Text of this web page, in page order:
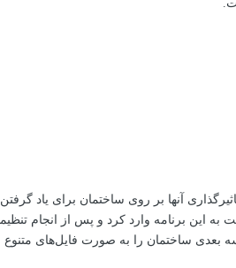
آنها بر روی ساختمان برای یاد
به این برنامه وارد کرد و پس از انجام
ساختمان را به صورت فایل‌های متنوع